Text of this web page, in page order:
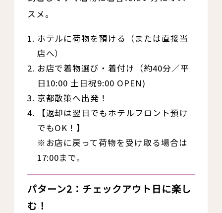
スメ。
ホテルに荷物を預ける（または直接当
店へ）
お店で着物選び・着付け（約40分／平
日10:00 土日祝9:00 OPEN)
京都散策へ出発！
【返却は翌日でもホテルフロント預け
でもOK！】
※お店に戻って荷物を受け取る場合は
17:00まで。
パターン2：チェックアウト日に楽し
む！